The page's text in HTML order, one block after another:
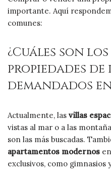
importante. Aquí
comunes:
¿Cuáles son
propiedades de
demandados
Actualmente, las villas
vistas al mar o a las
son las más buscadas.
apartamentos modernos
exclusivos, como gimnasios